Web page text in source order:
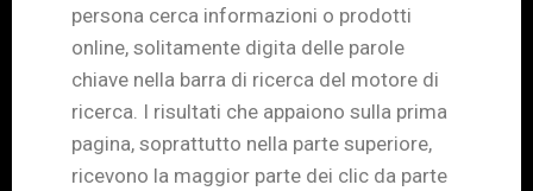
persona cerca informazioni o prodotti
online, solitamente digita delle parole
chiave nella barra di ricerca del motore di
ricerca. I risultati che appaiono sulla prima
pagina, soprattutto nella parte superiore,
ricevono la maggior parte dei clic da parte